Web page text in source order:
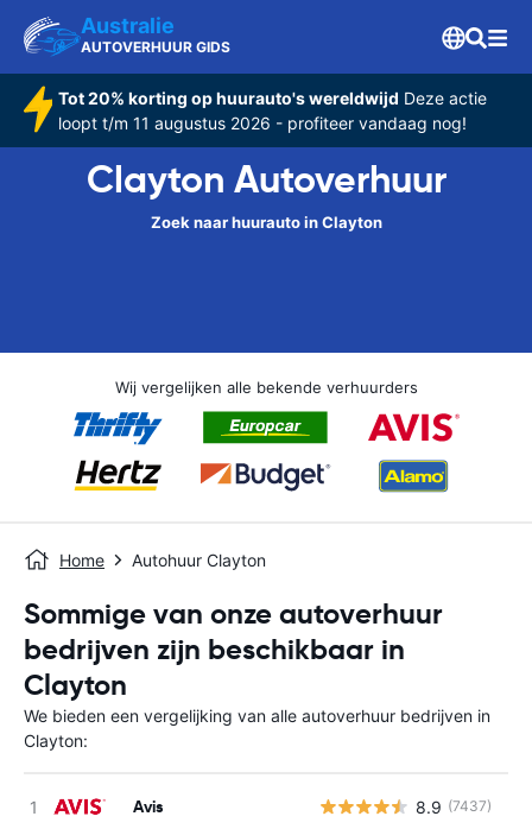
Australie
AUTOVERHUUR GIDS
Tot 20% korting op huurauto's wereldwijd Deze actie
loopt t/m 11 augustus 2026 - profiteer vandaag nog!
Clayton Autoverhuur
Zoek naar huurauto in Clayton
Wij vergelijken alle bekende verhuurders
Home Autohuur Clayton
Sommige van onze autoverhuur
bedrijven zijn beschikbaar in
Clayton
We bieden een vergelijking van alle autoverhuur bedrijven in
Clayton:
Avis 8.9 (7437)